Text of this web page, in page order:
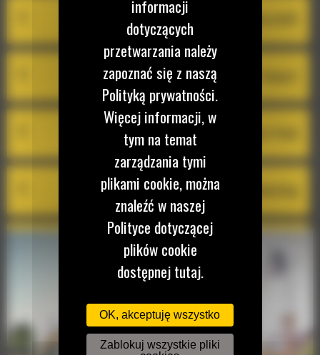
Cat Remote Troubleshooting
VisionLink® Productivity
informacji
dotyczących
przetwarzania należy
zapoznać się z naszą
Polityką prywatności.
Więcej informacji, w
tym na temat
zarządzania tymi
plikami cookie, można
znaleźć w naszej
Polityce dotyczącej
plików cookie
dostępnej tutaj.
OK, akceptuję wszystko
Zablokuj wszystkie pliki